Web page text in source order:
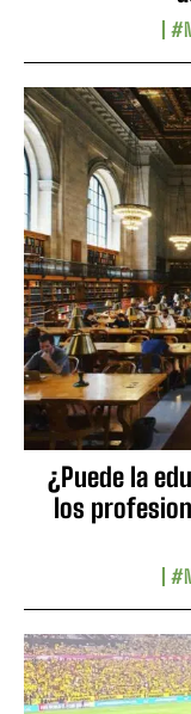
¿Puede la
los